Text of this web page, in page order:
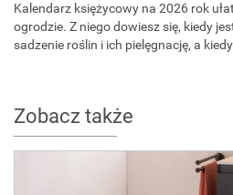
Kalendarz księżycowy na 2026 rok
ogrodzie. Z niego dowiesz się, kiedy
sadzenie roślin i ich pielęgnację, a
Zobacz także